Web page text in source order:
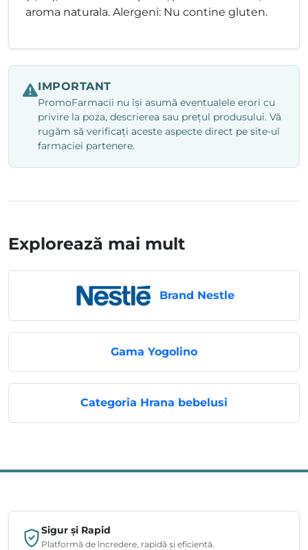
aroma naturala. Alergeni: Nu contine gluten.
IMPORTANT
PromoFarmacii nu își asumă eventualele erori cu
privire la poza, descrierea sau prețul produsului. Vă
rugăm să verificați aceste aspecte direct pe site-ul
farmaciei partenere.
Explorează mai mult
Brand Nestle
Gama Yogolino
Categoria Hrana bebelusi
Sigur și Rapid
Platformă de încredere, rapidă și eficientă.